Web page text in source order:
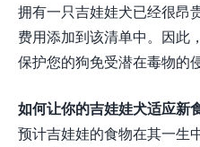
拥有一只吉娃娃犬已经很​​昂
费用添加到该清单中。因此
保护您的狗免受潜在毒物的
如何让你的吉娃娃犬适应新
预计吉娃娃的食物在其一生